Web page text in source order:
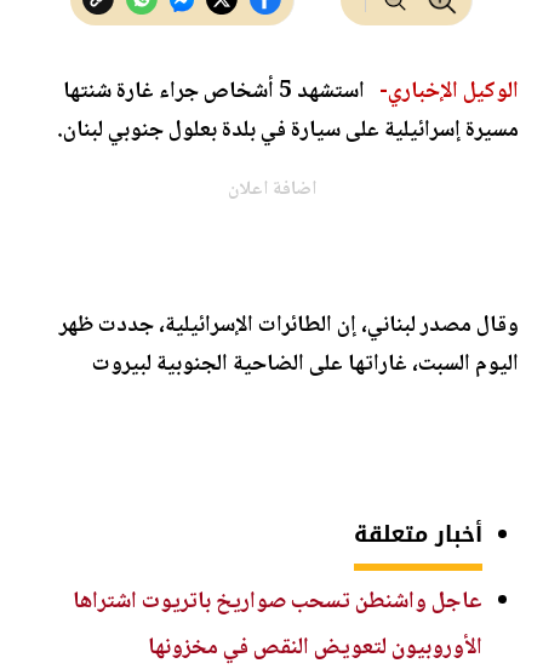
الوكيل الإخباري-
استشهد 5 أشخاص جراء غارة شنتها
مسيرة إسرائيلية على سيارة في بلدة بعلول جنوبي لبنان.
اضافة اعلان
وقال مصدر لبناني، إن الطائرات الإسرائيلية، جددت ظهر
اليوم السبت، غاراتها على الضاحية الجنوبية لبيروت
أخبار متعلقة
عاجل واشنطن تسحب صواريخ باتريوت اشتراها
الأوروبيون لتعويض النقص في مخزونها